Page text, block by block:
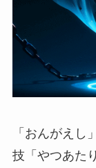
「おんがえし
技「やつあた